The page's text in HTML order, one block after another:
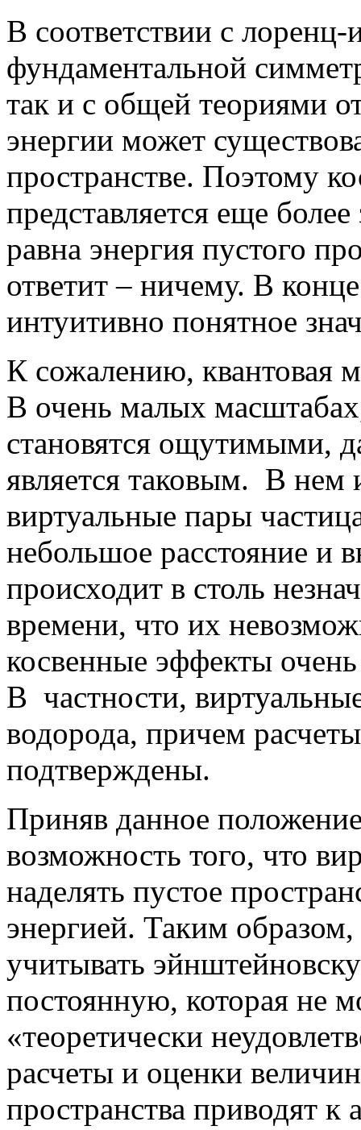
В соответствии с
фундаментальной
так и с общей теориями
энергии может
пространстве. Поэтому
представляется еще
равна энергия пустого
ответит – ничему. В
интуитивно понятное
К сожалению, квантовая
В очень малых
становятся ощутимыми,
является таковым. В нем
виртуальные пары
небольшое расстояние и
происходит в столь
времени, что их
косвенные эффекты
В частности,
водорода, причем
подтверждены.
Приняв данное
возможность того, что
наделять пустое
энергией. Таким образом,
учитывать
постоянную, которая не
«теоретически
расчеты и оценки
пространства приводят